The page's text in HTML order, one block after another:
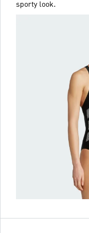
sporty look.